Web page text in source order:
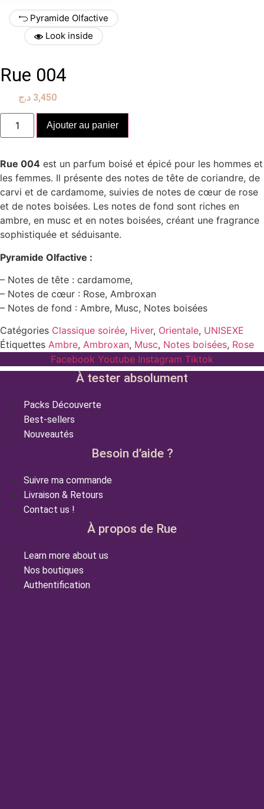
Pyramide Olfactive
Look inside
Rue 004
3,450 د.ج
quantité
Rue
Ajouter au panier
Rue 004 est un parfum boisé et épicé pour les hommes et
les femmes. Il présente des notes de tête de coriandre, de
carvi et de cardamome, suivies de notes de cœur de rose
et de notes boisées. Les notes de fond sont riches en
ambre, en musc et en notes boisées, créant une fragrance
sophistiquée et séduisante.
Pyramide Olfactive :
– Notes de tête : cardamome,
– Notes de cœur : Rose, Ambroxan
– Notes de fond : Ambre, Musc, Notes boisées
Catégories Classique soirée, Hiver, Orientale, UNISEXE
Étiquettes Ambre, Ambroxan, Musc, Notes boisées, Rose
Facebook Youtube Instagram Tiktok
À tester absolument
Packs Découverte
Best-sellers
Nouveautés
Besoin d’aide ?
Suivre ma commande
Livraison & Retours
Contact us !
À propos de Rue
Learn more about us
Nos boutiques
Authentification